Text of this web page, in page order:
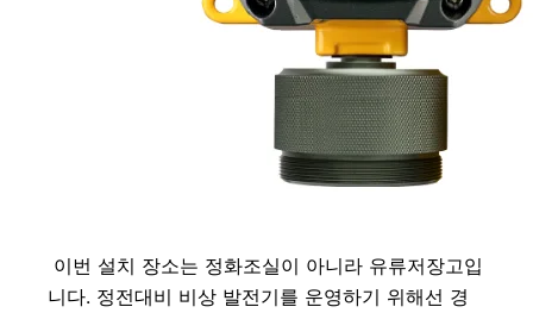
니다. 정전대비 비상 발전기를 운영하기 위해선 경